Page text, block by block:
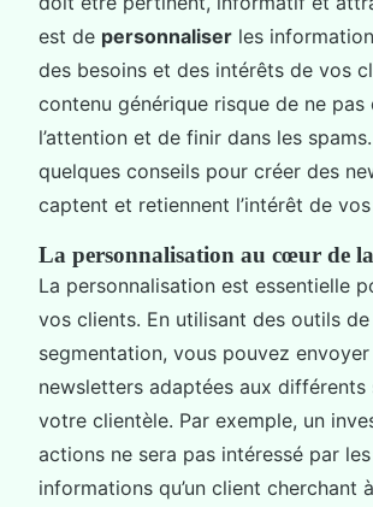
est de personnaliser les
des besoins et des intérêts de vos
contenu générique risque de ne pas
l’attention et de finir dans les
quelques conseils pour créer des
captent et retiennent l’intérêt de
La personnalisation au cœur de
La personnalisation est essentielle
vos clients. En utilisant des outils de
segmentation, vous pouvez
newsletters adaptées aux différents
votre clientèle. Par exemple, un
actions ne sera pas intéressé par
informations qu’un client cherchant